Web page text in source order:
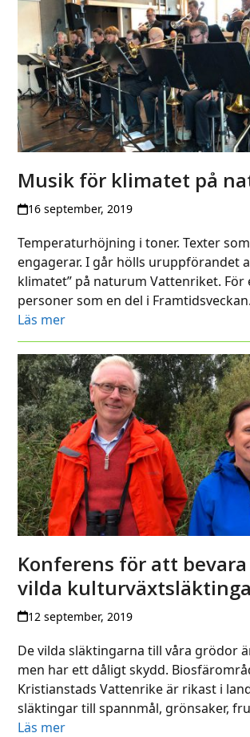
Musik för klimatet på
16 september, 2019
Temperaturhöjning i toner. Texter
engagerar. I går hölls uruppförandet
klimatet” på naturum Vattenriket. För
personer som en del i
Läs mer
Konferens för att bevara
vilda
12 september, 2019
De vilda släktingarna till våra grödor
men har ett dåligt skydd.
Kristianstads Vattenrike är rikast i
släktingar till spannmål, grönsaker,
Läs mer